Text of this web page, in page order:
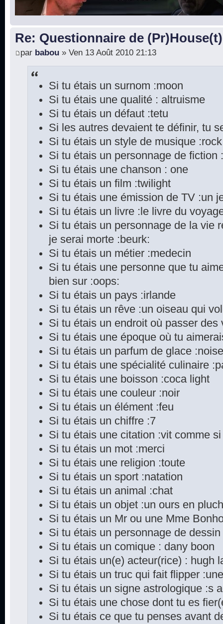
Re: Questionnaire de (Pr)House(t)
par babou » Ven 13 Août 2010 21:13
Si tu étais un surnom :moon
Si tu étais une qualité : altruisme
Si tu étais un défaut :tetu
Si les autres devaient te définir, tu
Si tu étais un style de musique :rock
Si tu étais un personnage de fiction
Si tu étais une chanson : one
Si tu étais un film :twilight
Si tu étais une émission de TV :un
Si tu étais un livre :le livre du
Si tu étais un personnage de la vie
je serai morte :beurk:
Si tu étais un métier :medecin
Si tu étais une personne que tu
bien sur :oops:
Si tu étais un pays :irlande
Si tu étais un rêve :un oiseau qui
Si tu étais un endroit où passer
Si tu étais une époque où tu
Si tu étais un parfum de glace
Si tu étais une spécialité culinaire
Si tu étais une boisson :coca light
Si tu étais une couleur :noir
Si tu étais un élément :feu
Si tu étais un chiffre :7
Si tu étais une citation :vit comme
Si tu étais un mot :merci
Si tu étais une religion :toute
Si tu étais un sport :natation
Si tu étais un animal :chat
Si tu étais un objet :un ours en
Si tu étais un Mr ou une Mme
Si tu étais un personnage de
Si tu étais un comique : dany boon
Si tu étais un(e) acteur(rice) : hugh
Si tu étais un truc qui fait flipper
Si tu étais un signe astrologique :s
Si tu étais une chose dont tu es
Si tu étais ce que tu penses avant